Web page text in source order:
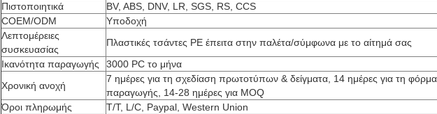
Πιστοποιητικά
BV, ABS, DNV, LR, SGS, RS, CCS
COEM/ODM
Υποδοχή
Λεπτομέρειες
συσκευασίας
Πλαστικές τσάντες PE έπειτα στην παλέτα/σύμφωνα με το αίτημά σας
Ικανότητα παραγωγής
3000 PC το μήνα
Χρονική ανοχή
7 ημέρες για τη σχεδίαση πρωτοτύπων & δείγματα, 14 ημέρες για τη φόρμα
παραγωγής, 14-28 ημέρες για MOQ
Όροι πληρωμής
T/T, L/C, Paypal, Western Union